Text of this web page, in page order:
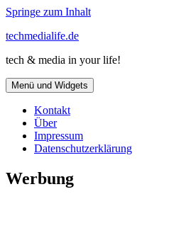
Springe zum Inhalt
techmedialife.de
tech & media in your life!
Menü und Widgets
Kontakt
Über
Impressum
Datenschutzerklärung
Werbung